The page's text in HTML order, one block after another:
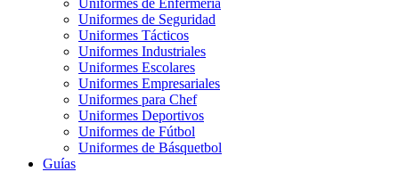
Uniformes de Enfermería
Uniformes de Seguridad
Uniformes Tácticos
Uniformes Industriales
Uniformes Escolares
Uniformes Empresariales
Uniformes para Chef
Uniformes Deportivos
Uniformes de Fútbol
Uniformes de Básquetbol
Guías